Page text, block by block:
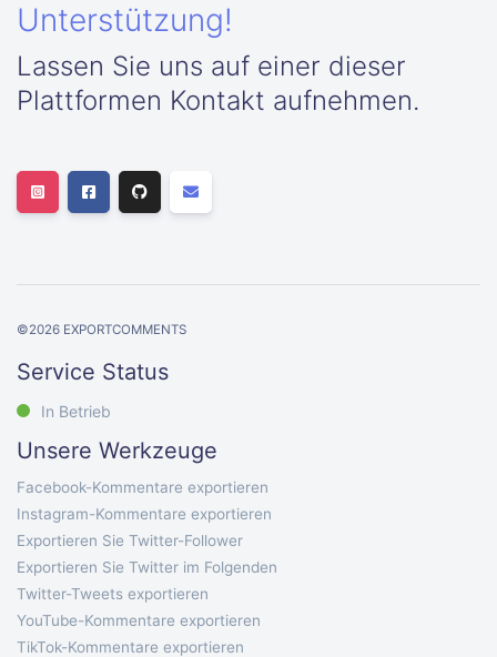
Unterstützung!
Lassen Sie uns auf einer dieser
Plattformen Kontakt aufnehmen.
©2026 EXPORTCOMMENTS
Service Status
In Betrieb
Unsere Werkzeuge
Facebook-Kommentare exportieren
Instagram-Kommentare exportieren
Exportieren Sie Twitter-Follower
Exportieren Sie Twitter im Folgenden
Twitter-Tweets exportieren
YouTube-Kommentare exportieren
TikTok-Kommentare exportieren